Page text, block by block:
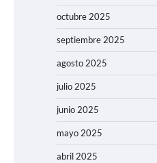
octubre 2025
septiembre 2025
agosto 2025
julio 2025
junio 2025
mayo 2025
abril 2025